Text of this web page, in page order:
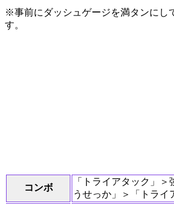
※事前にダッシュゲージを満タンにし
す。
コンボ
「トライアタック」＞
うせっか」＞「トライ